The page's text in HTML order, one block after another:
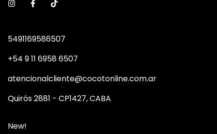
5491169586507
+54 9 11 6958 6507
atencionalcliente@cocotonline.com.ar
Quirós 2881 - CP1427, CABA
New!